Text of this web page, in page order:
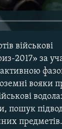
військові
2017» за
вояки
пошук